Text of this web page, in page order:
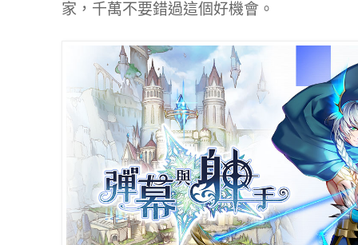
家，千萬不要錯過這個好機會。